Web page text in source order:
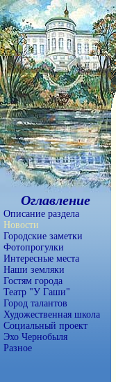
Оглавление
Описание раздела
Новости
Городские заметки
Фотопрогулки
Интересные места
Наши земляки
Гостям города
Театр "У Гаши"
Город талантов
Художественная школа
Социальный проект
Эхо Чернобыля
Разное